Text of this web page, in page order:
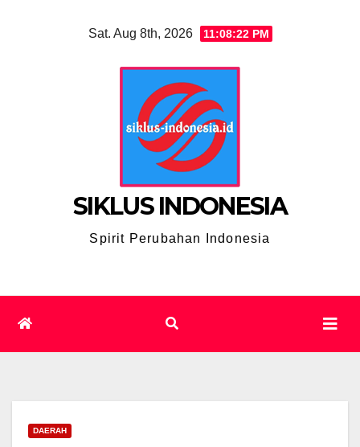
Sat. Aug 8th, 2026 11:08:23 PM
SIKLUS INDONESIA
Spirit Perubahan Indonesia
DAERAH